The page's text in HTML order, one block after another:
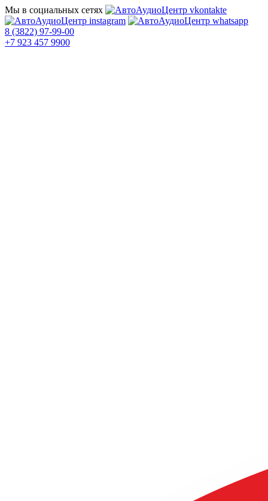
Мы в социальных сетях
8 (3822) 97-99-00
+7 923 457 9900